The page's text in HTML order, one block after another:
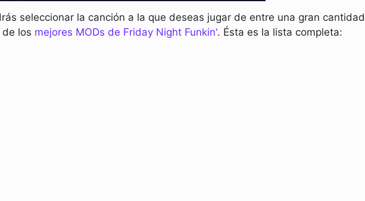
seleccionar la canción a la que deseas jugar de entre una gran
los mejores MODs de Friday Night Funkin'. Ésta es la lista completa: